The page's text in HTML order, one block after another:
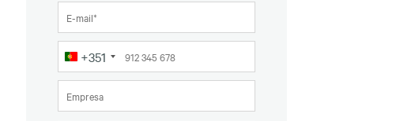
Portugal
+351
+351